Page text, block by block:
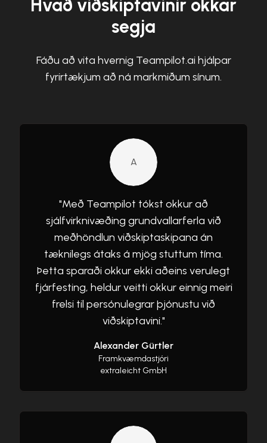
Hvað viðskiptavinir okkar
segja
Fáðu að vita hvernig Teampilot.ai hjálpar
fyrirtækjum að ná markmiðum sínum.
A
"Með Teampilot tókst okkur að
sjálfvirknivæðing grundvallarferla við
meðhöndlun viðskiptaskipana án
tæknilegs átaks á mjög stuttum tíma.
Þetta sparaði okkur ekki aðeins verulegt
fjárfesting, heldur veitti okkur einnig meiri
frelsi til persónulegrar þjónustu við
viðskiptavini."
Alexander Gürtler
Framkvæmdastjóri
extraleicht GmbH